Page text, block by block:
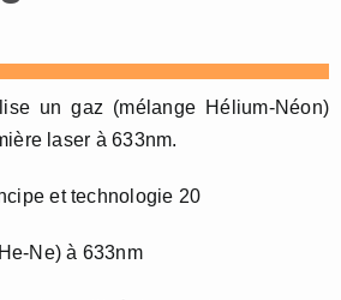
un gaz (mélange Hélium-Néon)
laser à 633nm.
Ne) à 633nm